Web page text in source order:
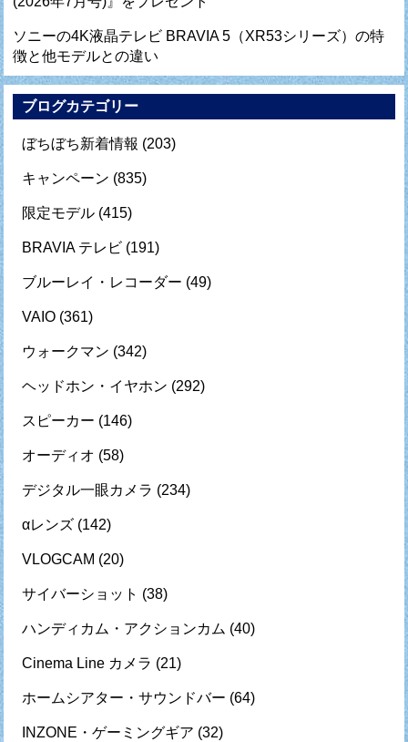
ソニーの4K液晶テレビ BRAVIA 5（XR53シリーズ）の特
徴と他モデルとの違い
ブログカテゴリー
ぼちぼち新着情報 (203)
キャンペーン (835)
限定モデル (415)
BRAVIA テレビ (191)
ブルーレイ・レコーダー (49)
VAIO (361)
ウォークマン (342)
ヘッドホン・イヤホン (292)
スピーカー (146)
オーディオ (58)
デジタル一眼カメラ (234)
αレンズ (142)
VLOGCAM (20)
サイバーショット (38)
ハンディカム・アクションカム (40)
Cinema Line カメラ (21)
ホームシアター・サウンドバー (64)
INZONE・ゲーミングギア (32)